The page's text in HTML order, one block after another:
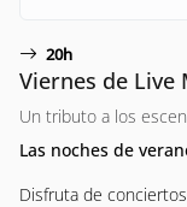
20h
Viernes de Live
Un tributo a los
Las noches de
Disfruta de